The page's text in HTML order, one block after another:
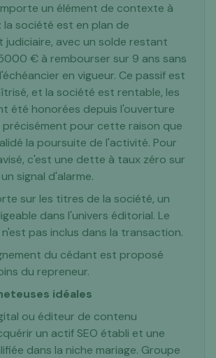
un élément de contexte à
la société est en plan de
judiciaire, avec un solde restant
€ à rembourser sur 9 ans sans
en vigueur. Ce passif est
et la société est rentable, les
été honorées depuis l'ouverture
précisément pour cette raison que
la poursuite de l'activité. Pour
c'est une dette à taux zéro sur
signal d'alarme.
sur les titres de la société, un
dans l'univers éditorial. Le
pas inclus dans la transaction.
du cédant est proposé
du repreneur.
idéales
ou éditeur de contenu
un actif SEO établi et une
dans la niche mariage. Groupe